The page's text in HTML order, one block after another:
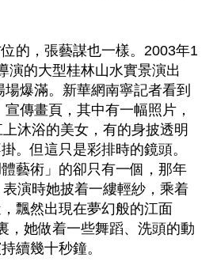
的，張藝謀也一樣。2003年1
演的大型桂林山水實景演出
場爆滿。新華網南寧記者看到
傳畫頁，其中有一幅照片，
沐浴的美女，有的身披透明
。但這只是彩排時的鏡頭。
藝術」的卻只有一個，那年
演時她披着一縷輕紗，乘着
飄然出現在夢幻般的江面
，她做着一些舞蹈、洗頭的動
續幾十秒鐘。